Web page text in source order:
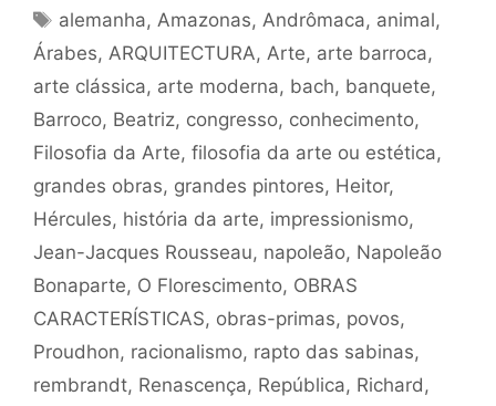
Tags
alemanha,Amazonas,Andrômaca, animal,
Árabes, ARQUITECTURA, Arte, arte barroca,
arte clássica, arte moderna, bach, banquete,
Barroco, Beatriz, congresso, conhecimento,
Filosofia da Arte, filosofia da arte ou estética,
grandes obras, grandes pintores, Heitor,
Hércules, história da arte, impressionismo,
Jean-Jacques Rousseau, napoleão, Napoleão
Bonaparte, O Florescimento, OBRAS
CARACTERÍSTICAS, obras-primas, povos,
Proudhon, racionalismo, rapto das sabinas,
rembrandt, Renascença, República, Richard,